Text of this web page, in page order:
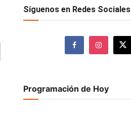
Síguenos en Redes Sociales
Programación de Hoy